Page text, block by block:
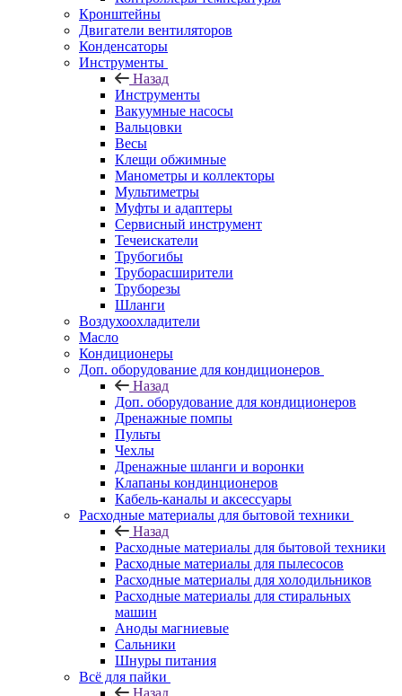
Кронштейны
Двигатели вентиляторов
Конденсаторы
Инструменты
Назад
Инструменты
Вакуумные насосы
Вальцовки
Весы
Клещи обжимные
Манометры и коллекторы
Мультиметры
Муфты и адаптеры
Сервисный инструмент
Течеискатели
Трубогибы
Труборасширители
Труборезы
Шланги
Воздухоохладители
Масло
Кондиционеры
Доп. оборудование для кондиционеров
Назад
Доп. оборудование для кондиционеров
Дренажные помпы
Пульты
Чехлы
Дренажные шланги и воронки
Клапаны кондинционеров
Кабель-каналы и аксессуары
Расходные материалы для бытовой техники
Назад
Расходные материалы для бытовой техники
Расходные материалы для пылесосов
Расходные материалы для холодильников
Расходные материалы для стиральных
машин
Аноды магниевые
Сальники
Шнуры питания
Всё для пайки
Назад